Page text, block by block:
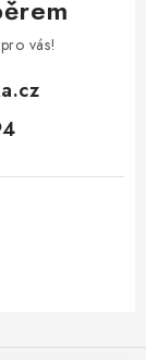
vás!